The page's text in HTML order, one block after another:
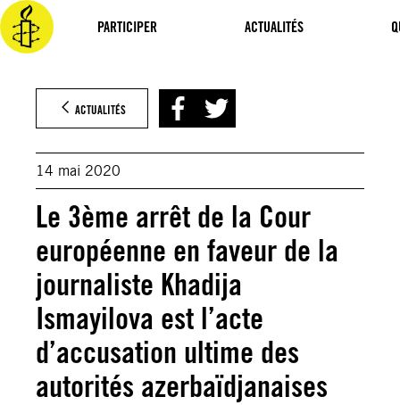
PARTICIPER ACTUALITÉS
Aller
au
contenu
ACTUALITÉS
14 mai 2020
Le 3ème arrêt de la Cour
européenne en faveur de la
journaliste Khadija
Ismayilova est l’acte
d’accusation ultime des
autorités azerbaïdjanaises